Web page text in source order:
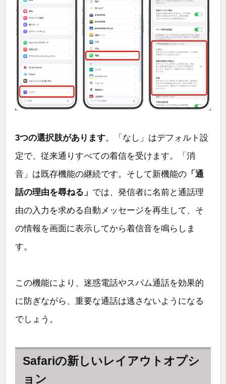
3つの選択肢があります。「なし」はデフォルト設
定で、従来通りすべての着信を受けます。「消
音」は既存機能の継続です。そして新機能の 「通
話の理由を尋ねる」 では、発信者に名前と通話理
由の入力を求める自動メッセージを再生して、そ
の情報を画面に表示してから着信音を鳴らしま
す。
この機能により、迷惑電話やスパム通話を効果的
に防ぎながら、重要な通話は逃さないようになる
でしょう。
Safariの新しいレイアウトオプシ
ョン